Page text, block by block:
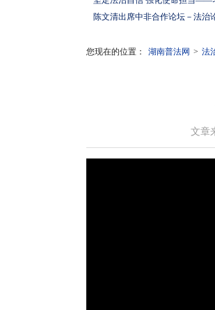
您现在的位置： 湖南普法网 > 法
文章